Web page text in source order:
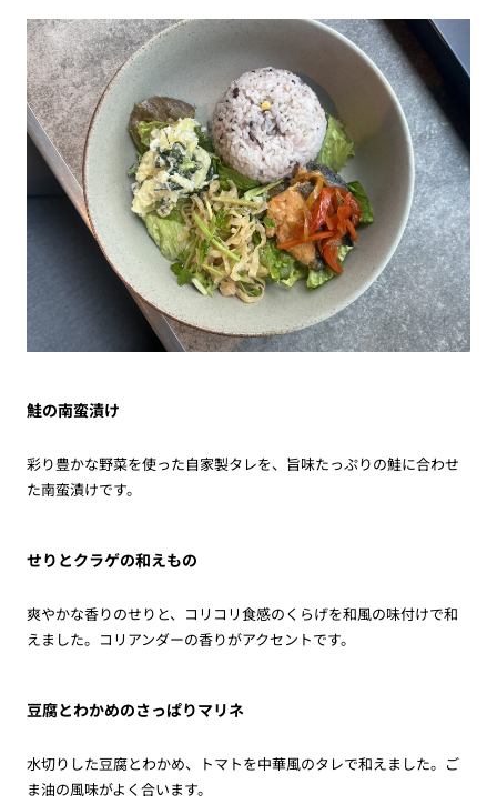
鮭の南蛮漬け
彩り豊かな野菜を使った自家製タレを、旨味たっぷりの鮭に合わせ
た南蛮漬けです。
せりとクラゲの和えもの
爽やかな香りのせりと、コリコリ食感のくらげを和風の味付けで和
えました。コリアンダーの香りがアクセントです。
豆腐とわかめのさっぱりマリネ
水切りした豆腐とわかめ、トマトを中華風のタレで和えました。ご
ま油の風味がよく合います。